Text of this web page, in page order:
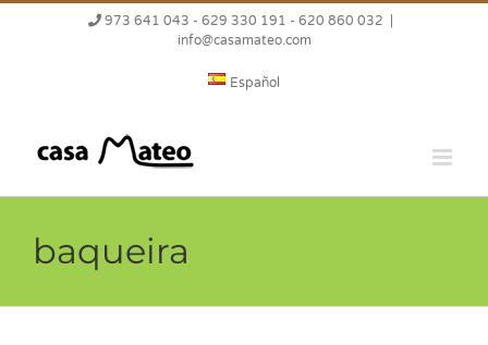
973 641 043 - 629 330 191 - 620 860 032
info@casamateo.com
Español
baqueira